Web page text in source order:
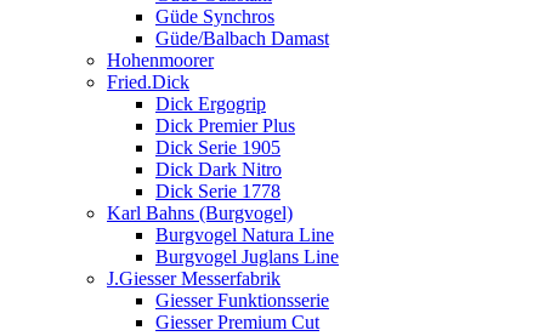
Güde Synchros
Güde/Balbach Damast
Hohenmoorer
Fried.Dick
Dick Ergogrip
Dick Premier Plus
Dick Serie 1905
Dick Dark Nitro
Dick Serie 1778
Karl Bahns (Burgvogel)
Burgvogel Natura Line
Burgvogel Juglans Line
J.Giesser Messerfabrik
Giesser Funktionsserie
Giesser Premium Cut